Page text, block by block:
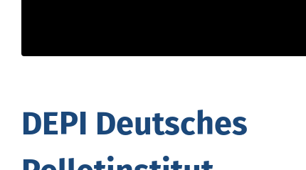
DEPI Deut­sches